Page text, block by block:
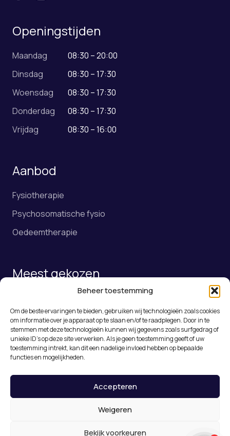
Beheer toestemming
Om de beste ervaringen te bieden, gebruiken wij technologieën zoals cookies
om informatie over je apparaat op te slaan en/of te raadplegen. Door in te
stemmen met deze technologieën kunnen wij gegevens zoals surfgedrag of
unieke ID's op deze site verwerken. Als je geen toestemming geeft of uw
toestemming intrekt, kan dit een nadelige invloed hebben op bepaalde
functies en mogelijkheden.
Accepteren
Weigeren
Bekijk voorkeuren
Openingstijden
Maandag
08:30 – 20:00
Dinsdag
08:30 – 17:30
Woensdag
08:30 – 17:30
Donderdag
08:30 – 17:30
Vrijdag
08:30 – 16:00
Aanbod
Fysiotherapie
Psychosomatische fysio
Oedeemtherapie
Meest gekozen
Online afspraak maken
Rugklachten Roosendaal
Medical Taping
© 2026 De Nummer Één Fysiotherapeut in
Roosendaal – Fysiotherapie Dunant